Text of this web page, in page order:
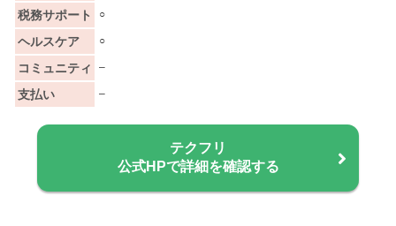
税務サポート ○
ヘルスケア ○
コミュニティ –
支払い –
テクフリ
公式HPで詳細を確認する